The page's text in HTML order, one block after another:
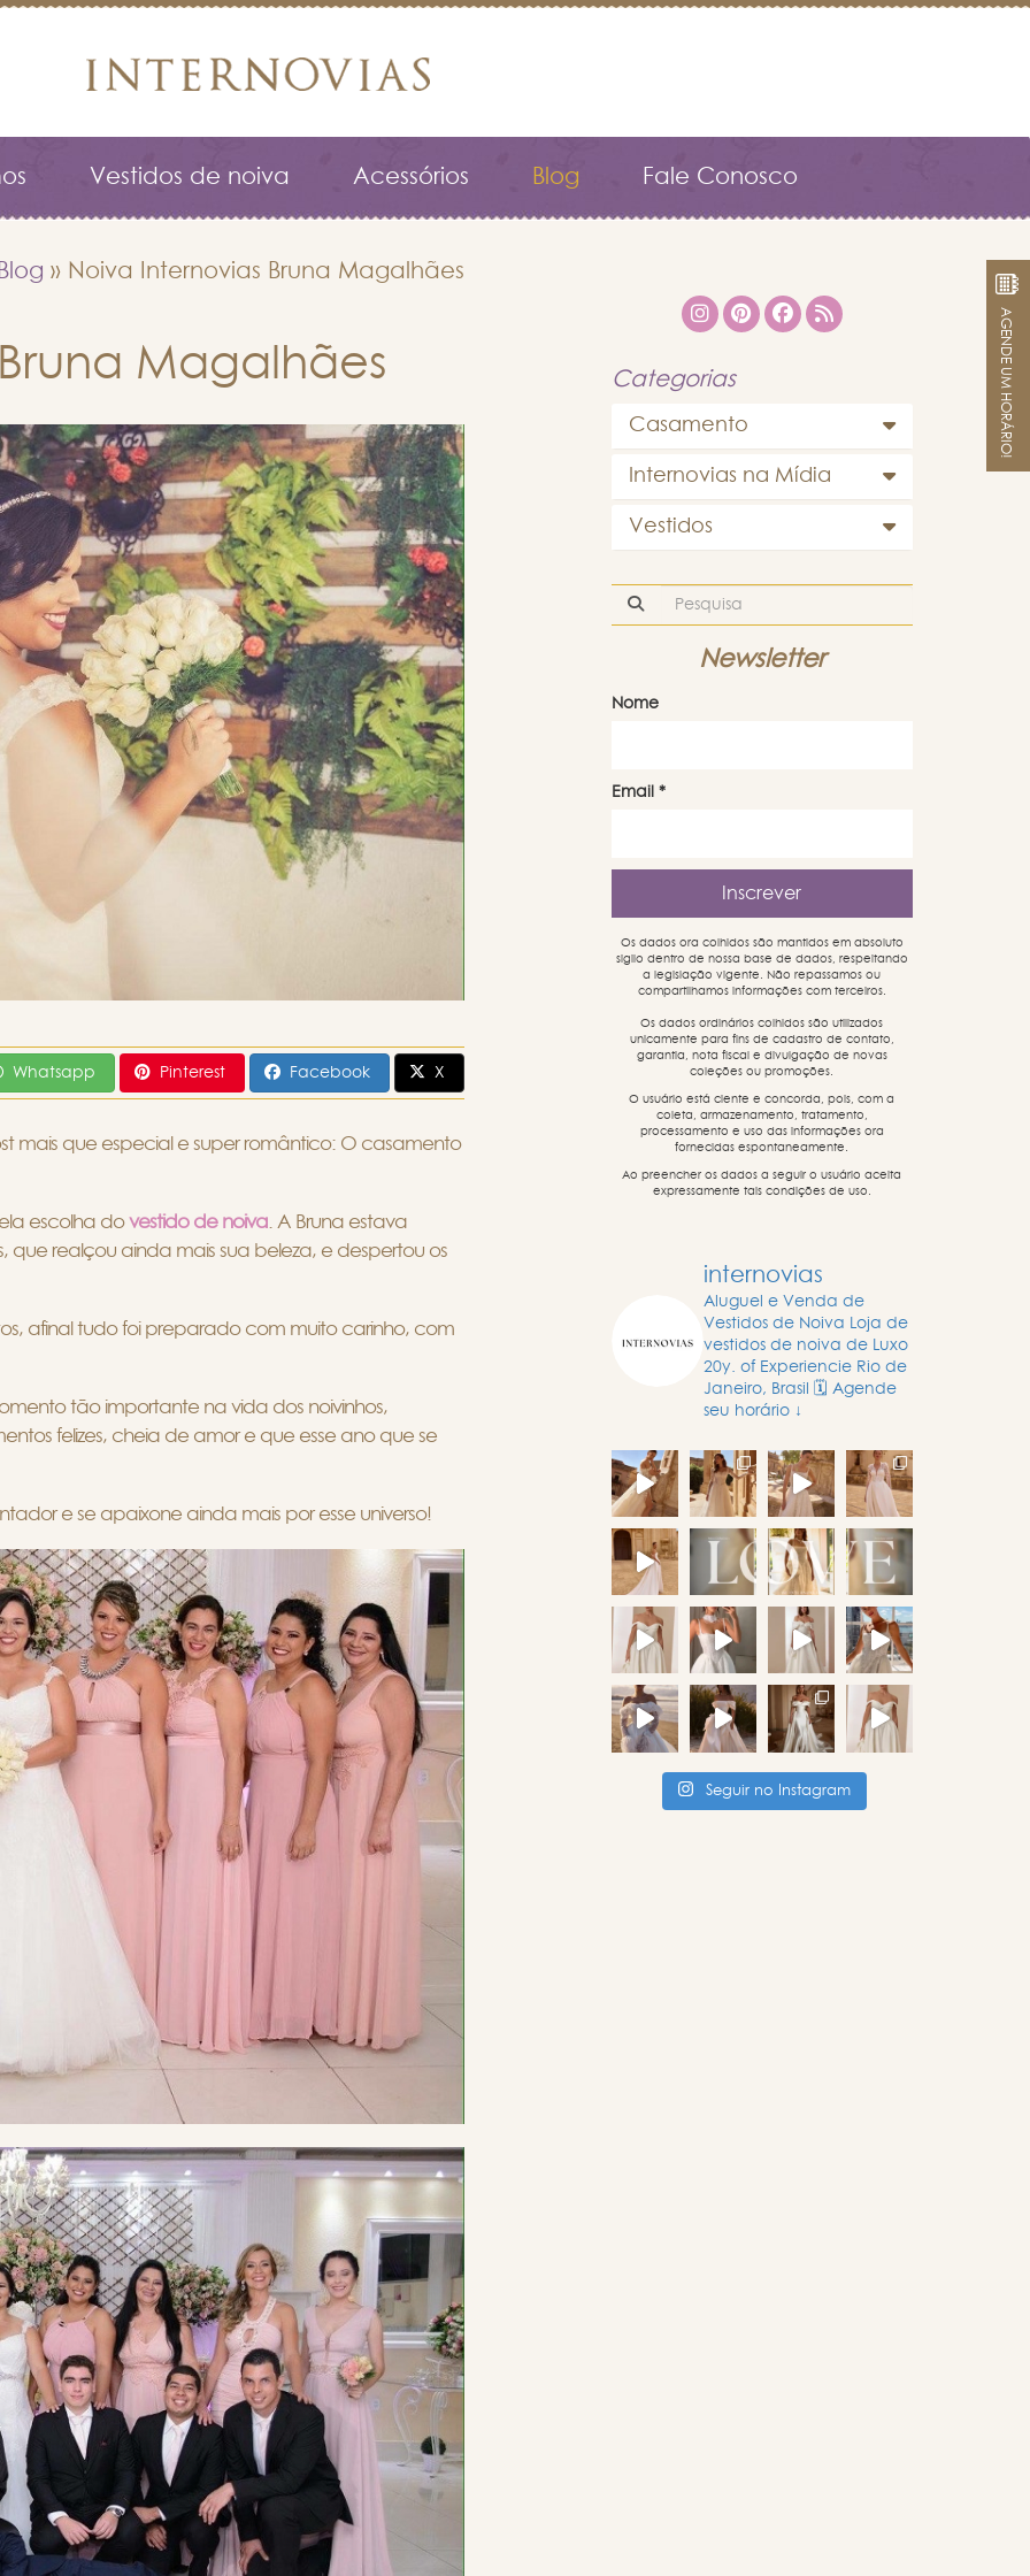
Vestidos de noiva Acessórios Blog Fale Conosco
» Noiva Internovias Bruna Magalhães
Magalhães
Whatsapp Pinterest Facebook X
que especial e super romântico: O casamento
escolha dovestido de noiva . A Bruna estava
que realçou ainda mais sua beleza, e despertou os
afinal tudo foi preparado com muito carinho, com
tão importante na vida dos noivinhos,
felizes, cheia de amor e que esse ano que se
e se apaixone ainda mais por esse universo!
Categorias
Casamento
Internovias na Mídia
Vestidos
Newsletter
Nome
Email *
Os dados ora colhidos são mantidos em absoluto
sigilo dentro de nossa base de dados, respeitando
a legislação vigente. Não repassamos ou
compartilhamos informações com terceiros.
Os dados ordinários colhidos são utilizados
unicamente para fins de cadastro de contato,
garantia, nota fiscal e divulgação de novas
coleções ou promoções.
O usuário está ciente e concorda, pois, com a
coleta, armazenamento, tratamento,
processamento e uso das informações ora
fornecidas espontaneamente.
Ao preencher os dados a seguir o usuário aceita
expressamente tais condições de uso.
internovias
Aluguel e Venda de
Vestidos de Noiva Loja de
vestidos de noiva de Luxo
20y. of ExperiencieRio de
Janeiro, Brasil
🗓️ Agende
seu horário ↓
Seguir no Instagram
AGENDE UM HORÁRIO!